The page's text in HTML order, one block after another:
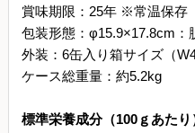
賞味期限：25年 ※常温保存
包装形態：φ15.9×17.8cm：
外装：6缶入り箱サイズ（
ケース総重量：約5.2kg
標準栄養成分（100ｇあたり